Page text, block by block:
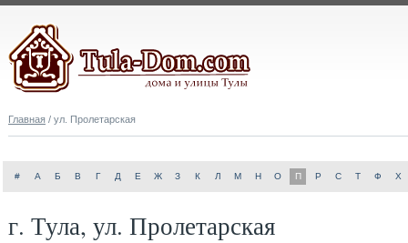
Главная / ул. Пролетарская
# А Б В Г Д Е Ж З К Л М Н О П Р С Т Ф Х
г. Тула, ул. Пролетарская